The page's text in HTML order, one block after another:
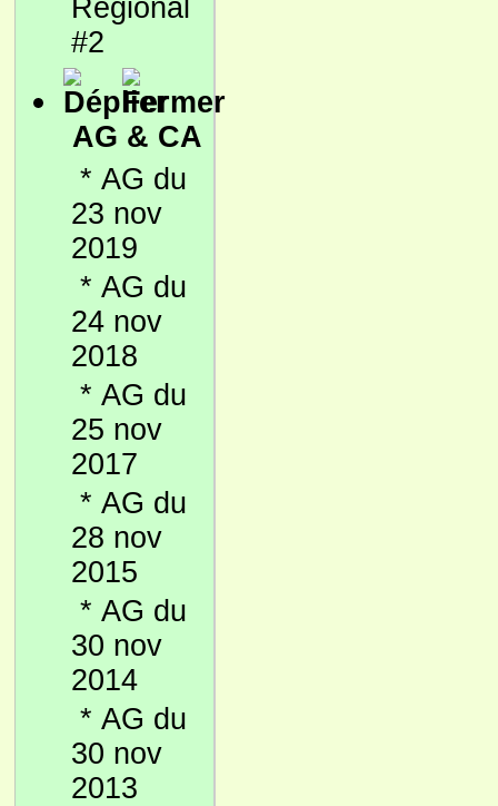
Régional
#2
AG & CA
* AG du
23 nov
2019
* AG du
24 nov
2018
* AG du
25 nov
2017
* AG du
28 nov
2015
* AG du
30 nov
2014
* AG du
30 nov
2013